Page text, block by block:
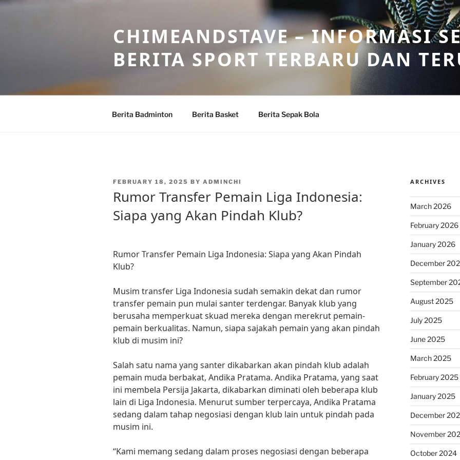
Skip
CHIMEANDSTAVE – INFORMASI
BERITA SPORT TERBARU DAN
Berita Badminton Berita Basket Berita Sepak Bola
POSTED
FEBRUARY 18, 2025 BY ADMINCHI
Rumor Transfer Pemain Liga Indonesia:
Siapa yang Akan Pindah Klub?
Rumor Transfer Pemain Liga Indonesia: Siapa yang Akan Pindah
Klub?
Musim transfer Liga Indonesia sudah semakin dekat dan rumor
transfer pemain pun mulai santer terdengar. Banyak klub yang
berusaha memperkuat skuad mereka dengan merekrut pemain-
pemain berkualitas. Namun, siapa sajakah pemain yang akan pindah
klub di musim ini?
Salah satu nama yang santer dikabarkan akan pindah klub adalah
pemain muda berbakat, Andika Pratama. Andika Pratama, yang saat
ini membela Persija Jakarta, dikabarkan diminati oleh beberapa klub
lain di Liga Indonesia. Menurut sumber terpercaya, Andika Pratama
sedang dalam tahap negosiasi dengan klub lain untuk pindah pada
musim ini.
“Kami memang sedang dalam proses negosiasi dengan beberapa
ARCHIVES
March 2026
February 2026
January 2026
December
September
August 2025
July 2025
June 2025
March 2025
February 2025
January 2025
December
November
October 2024